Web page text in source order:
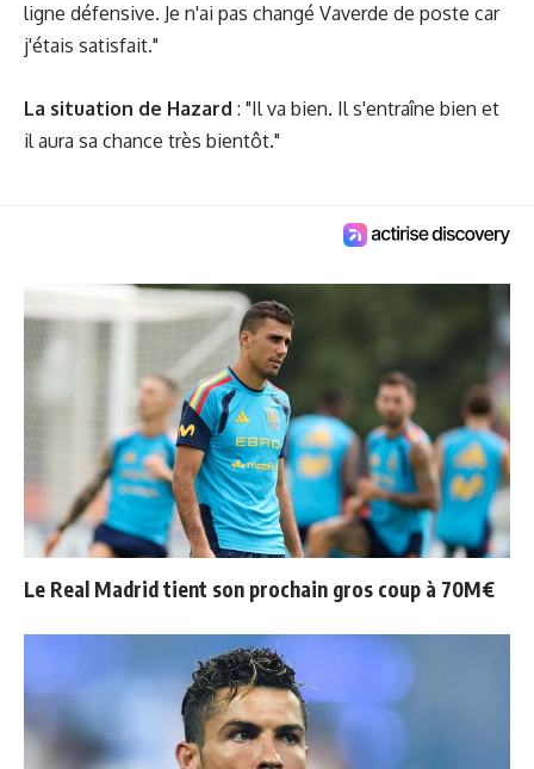
ligne défensive. Je n'ai pas changé Vaverde de poste car
j'étais satisfait."
La situation de Hazard : "Il va bien. Il s'entraîne bien et
il aura sa chance très bientôt."
Le Real Madrid tient son prochain gros coup à 70M€